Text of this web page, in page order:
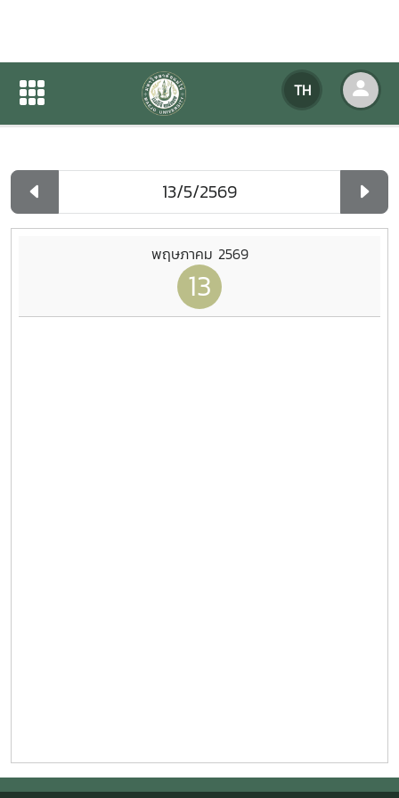
TH
ปฏิทินกิจกรรมของหน่วยงาน
ปฏิทินกิจกรรมของหน่วยงาน
พฤษภาคม 2569
13